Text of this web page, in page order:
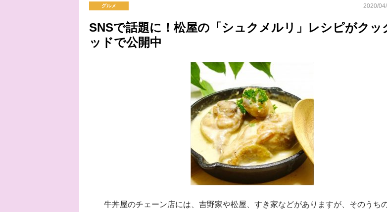
グルメ 2020/
SNSで話題に！松屋の「シュクメルリ」レシピがクッ
ッドで公開中
牛丼屋のチェーン店には、吉野家や松屋、すき家などがありますが、そのうち